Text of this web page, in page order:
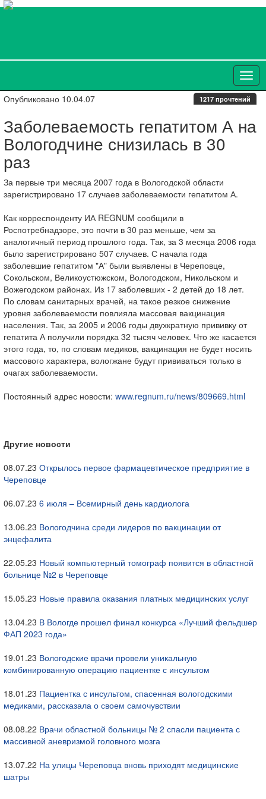
Опубликовано 10.04.07 1217 прочтений
Заболеваемость гепатитом А на
Вологодчине снизилась в 30
раз
За первые три месяца 2007 года в Вологодской области
зарегистрировано 17 случаев заболеваемости гепатитом А.
Как корреспонденту ИА REGNUM сообщили в
Роспотребнадзоре, это почти в 30 раз меньше, чем за
аналогичный период прошлого года. Так, за 3 месяца 2006 года
было зарегистрировано 507 случаев. С начала года
заболевшие гепатитом "А" были выявлены в Череповце,
Сокольском, Великоустюжском, Вологодском, Никольском и
Вожегодском районах. Из 17 заболевших - 2 детей до 18 лет.
По словам санитарных врачей, на такое резкое снижение
уровня заболеваемости повлияла массовая вакцинация
населения. Так, за 2005 и 2006 годы двухкратную прививку от
гепатита А получили порядка 32 тысяч человек. Что же касается
этого года, то, по словам медиков, вакцинация не будет носить
массового характера, вологжане будут прививаться только в
очагах заболеваемости.
Постоянный адрес новости: www.regnum.ru/news/809669.html
Другие новости
08.07.23 Открылось первое фармацевтическое предприятие в
Череповце
06.07.23 6 июля – Всемирный день кардиолога
13.06.23 Вологодчина среди лидеров по вакцинации от
энцефалита
22.05.23 Новый компьютерный томограф появится в областной
больнице №2 в Череповце
15.05.23 Новые правила оказания платных медицинских услуг
13.04.23 В Вологде прошел финал конкурса «Лучший фельдшер
ФАП 2023 года»
19.01.23 Вологодские врачи провели уникальную
комбинированную операцию пациентке с инсультом
18.01.23 Пациентка с инсультом, спасенная вологодскими
медиками, рассказала о своем самочувствии
08.08.22 Врачи областной больницы № 2 спасли пациента с
массивной аневризмой головного мозга
13.07.22 На улицы Череповца вновь приходят медицинские
шатры